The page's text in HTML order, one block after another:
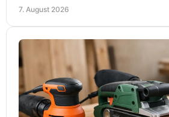
7. August 2026